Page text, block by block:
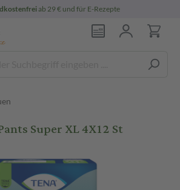
ab 29 € und für E-Rezepte
Super XL 4X12 St